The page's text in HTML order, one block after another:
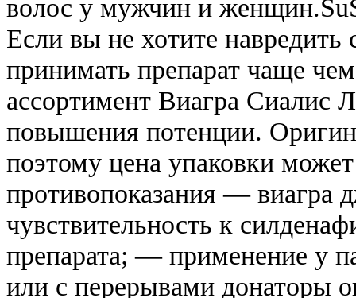
волос у мужчин и
Если вы не хотите навредить
принимать препарат чаще
ассортимент Виагра Сиалис
повышения потенции.
поэтому цена упаковки
противопоказания — виагра
чувствительность к
препарата; — применение у
или с перерывами донаторы